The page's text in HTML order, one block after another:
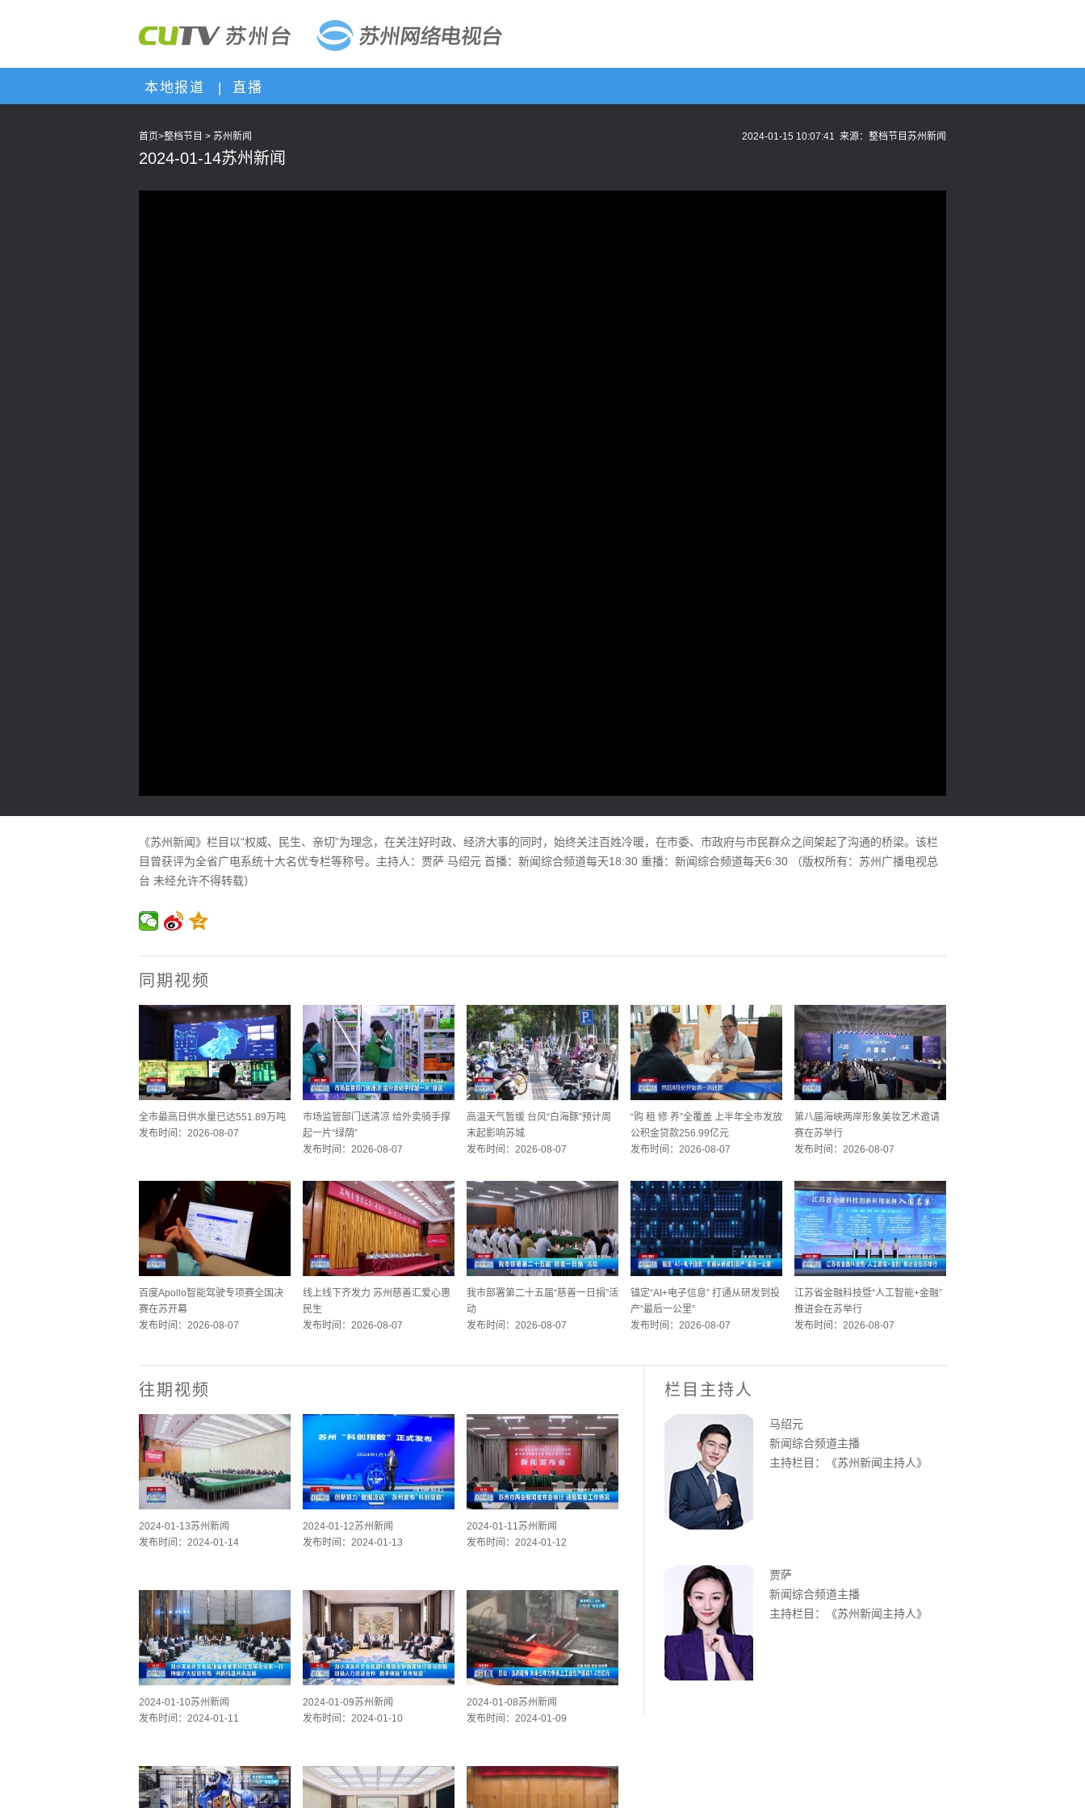
本地报道 | 直播
首页>整档节目 > 苏州新闻 2024-01-15 10:07:41 来源： 整档节目苏州新闻
2024-01-14苏州新闻
《苏州新闻》栏目以“权威、民生、亲切”为理念，在关注好时政、经济大事的同时，始终关注百姓冷暖，在市委、市政府与市民群众之间架起了沟通的桥梁。该栏
目曾获评为全省广电系统十大名优专栏等称号。主持人：贾萨 马绍元 首播：新闻综合频道每天18:30 重播：新闻综合频道每天6:30 （版权所有：苏州广播电视总
台 未经允许不得转载）
同期视频
全市最高日供水量已达551.89万吨
发布时间：2026-08-07
市场监管部门送清凉 给外卖骑手撑
起一片“绿荫”
发布时间：2026-08-07
高温天气暂缓 台风“白海豚”预计周
末起影响苏城
发布时间：2026-08-07
“购 租 修 养”全覆盖 上半年全市发放
公积金贷款256.99亿元
发布时间：2026-08-07
第八届海峡两岸形象美妆艺术邀请
赛在苏举行
发布时间：2026-08-07
百度Apollo智能驾驶专项赛全国决
赛在苏开幕
发布时间：2026-08-07
线上线下齐发力 苏州慈善汇爱心惠
民生
发布时间：2026-08-07
我市部署第二十五届“慈善一日捐”活
动
发布时间：2026-08-07
锚定“AI+电子信息” 打通从研发到投
产“最后一公里”
发布时间：2026-08-07
江苏省金融科技暨“人工智能+金融”
推进会在苏举行
发布时间：2026-08-07
往期视频
2024-01-13苏州新闻
发布时间：2024-01-14
2024-01-12苏州新闻
发布时间：2024-01-13
2024-01-11苏州新闻
发布时间：2024-01-12
2024-01-10苏州新闻
发布时间：2024-01-11
2024-01-09苏州新闻
发布时间：2024-01-10
2024-01-08苏州新闻
发布时间：2024-01-09
栏目主持人
马绍元
新闻综合频道主播
主持栏目：《苏州新闻主持人》
贾萨
新闻综合频道主播
主持栏目：《苏州新闻主持人》